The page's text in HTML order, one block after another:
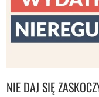
NIE DAJ SIĘ